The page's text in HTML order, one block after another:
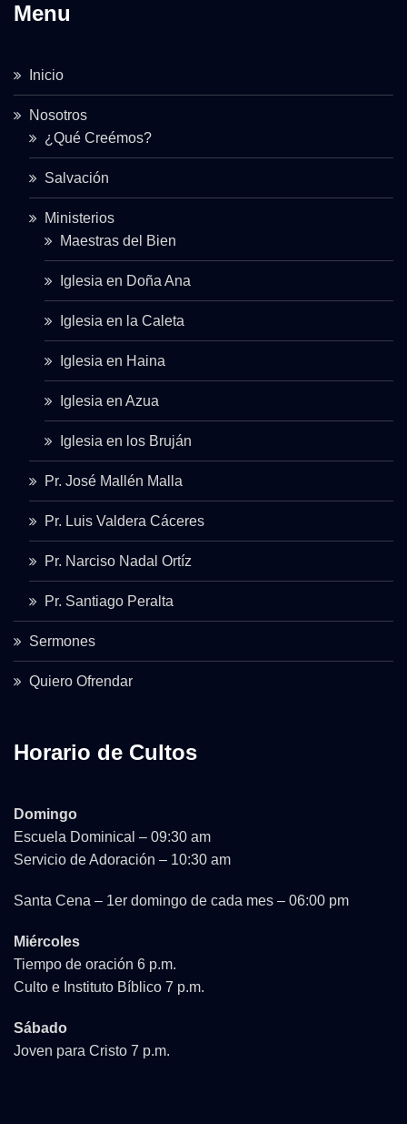
Menu
Inicio
Nosotros
¿Qué Creémos?
Salvación
Ministerios
Maestras del Bien
Iglesia en Doña Ana
Iglesia en la Caleta
Iglesia en Haina
Iglesia en Azua
Iglesia en los Bruján
Pr. José Mallén Malla
Pr. Luis Valdera Cáceres
Pr. Narciso Nadal Ortíz
Pr. Santiago Peralta
Sermones
Quiero Ofrendar
Horario de Cultos
Domingo
Escuela Dominical – 09:30 am
Servicio de Adoración – 10:30 am
Santa Cena – 1er domingo de cada mes – 06:00 pm
Miércoles
Tiempo de oración 6 p.m.
Culto e Instituto Bíblico 7 p.m.
Sábado
Joven para Cristo 7 p.m.